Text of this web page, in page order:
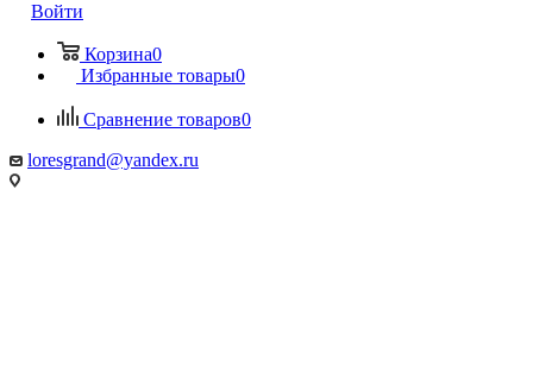
Войти
Корзина0
Избранные товары0
Сравнение товаров0
loresgrand@yandex.ru